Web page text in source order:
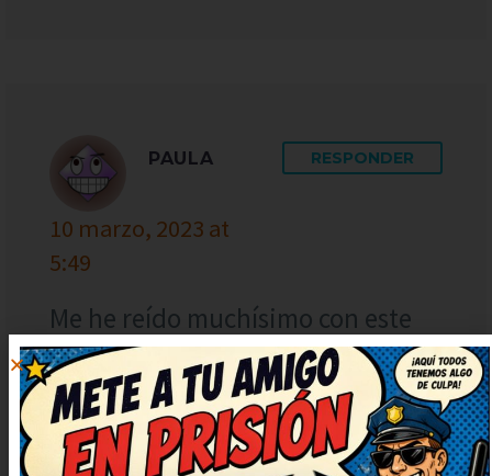
PAULA
10 marzo, 2023 at
5:49
RESPONDER
Me he reído muchísimo con este
chiste, de verdad. Seguid
publicando más, que alegran un
montón. Deberían hacer una serie
solo con chistes como este. Lo